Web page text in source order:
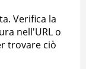
Verifica la
nell'URL o
trovare ciò